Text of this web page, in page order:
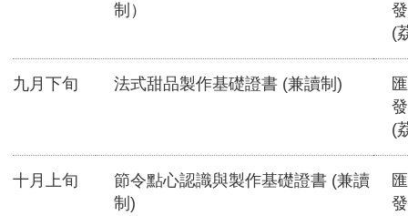
制）
(
九月下旬 法式甜品製作基礎證書 (兼讀制)
(
十月上旬
節令點心認識與製作基礎證書 (兼讀
制)